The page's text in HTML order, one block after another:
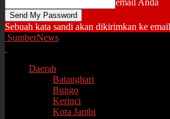
email Anda
Sebuah kata sandi akan dikirimkan ke
SumberNews
Daerah
Batanghari
Bungo
Kerinci
Kota Jambi